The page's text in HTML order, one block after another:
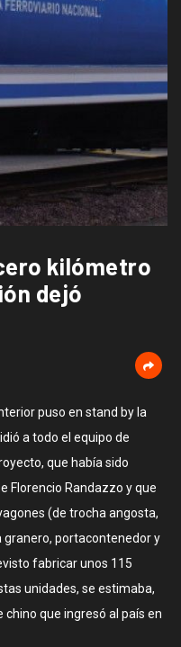
kilómetro
dejó
puso en stand by la
a todo el equipo de
que había sido
Florencio Randazzo y que
(de trocha angosta,
granero, portacontenedor y
fabricar unos 115
unidades, se estimaba,
que ingresó al país en